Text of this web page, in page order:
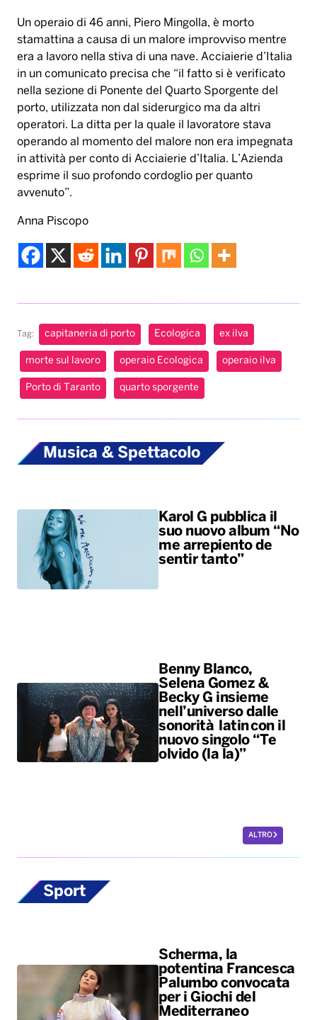
Un operaio di 46 anni, Piero Mingolla, è morto
stamattina a causa di un malore improvviso mentre
era a lavoro nella stiva di una nave. Acciaierie d’Italia
in un comunicato precisa che “il fatto si è verificato
nella sezione di Ponente del Quarto Sporgente del
porto, utilizzata non dal siderurgico ma da altri
operatori. La ditta per la quale il lavoratore stava
operando al momento del malore non era impegnata
in attività per conto di Acciaierie d’Italia. L’Azienda
esprime il suo profondo cordoglio per quanto
avvenuto”.
Anna Piscopo
Tag: capitaneria di porto Ecologica ex ilva
morte sul lavoro operaio Ecologica operaio ilva
Porto di Taranto quarto sporgente
Musica & Spettacolo
Karol G pubblica il
suo nuovo album “No
me arrepiento de
sentir tanto”
Benny Blanco,
Selena Gomez &
Becky G insieme
nell’universo dalle
sonorità latin con il
nuovo singolo “Te
olvido (la la)”
ALTRO
Sport
Scherma, la
potentina Francesca
Palumbo convocata
per i Giochi del
Mediterraneo